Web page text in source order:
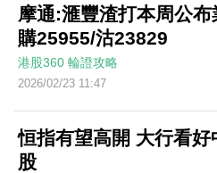
摩通:滙豐渣打本周公
購25955/沽23829
港股360 輪證攻略
2026/02/23 11:47
恒指有望高開 大行看好
股